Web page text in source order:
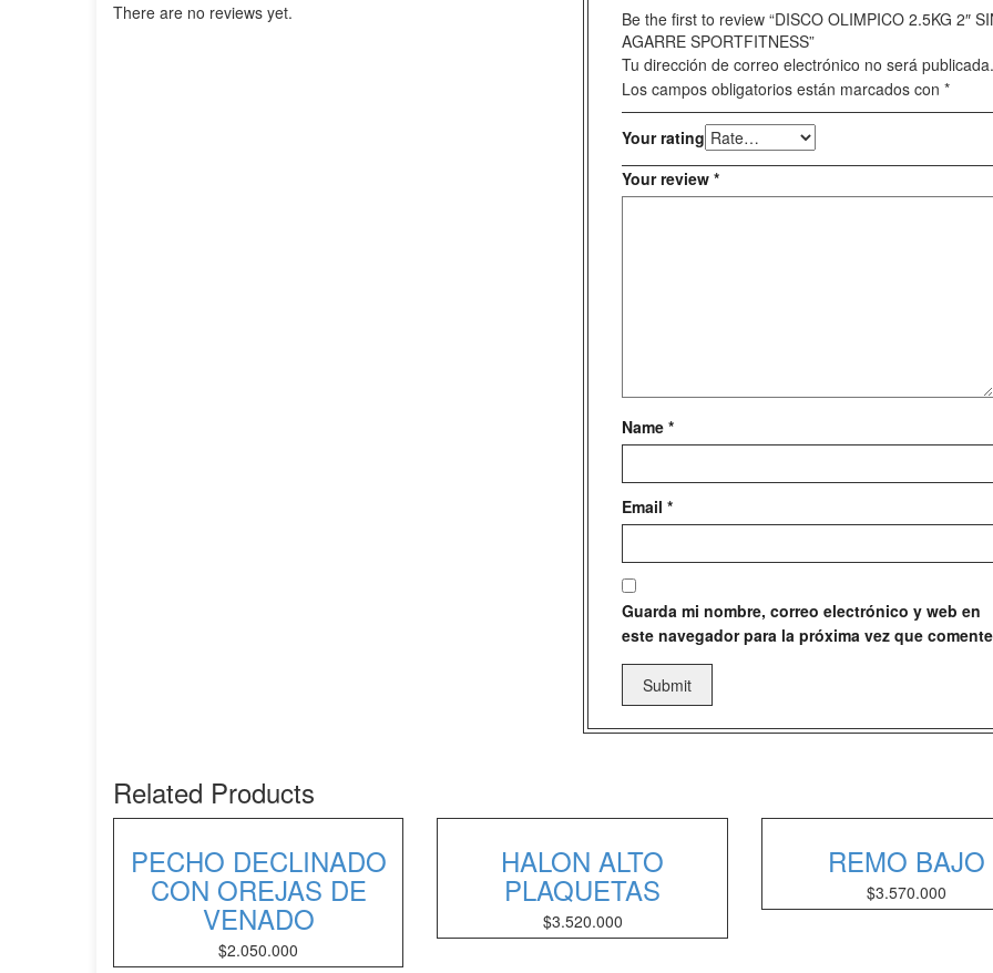
There are no reviews yet.
Be the first to review “DISCO OLIMPICO 2.5KG 2″
AGARRE SPORTFITNESS”
Tu dirección de correo electrónico no será publicada.
Los campos obligatorios están marcados con *
Your rating
Your review *
Name *
Email *
Guarda mi nombre, correo electrónico y web en
este navegador para la próxima vez que
Related Products
PECHO DECLINADO
CON OREJAS DE
VENADO
$2.050.000
HALON ALTO
PLAQUETAS
$3.520.000
REMO BAJO
$3.570.000